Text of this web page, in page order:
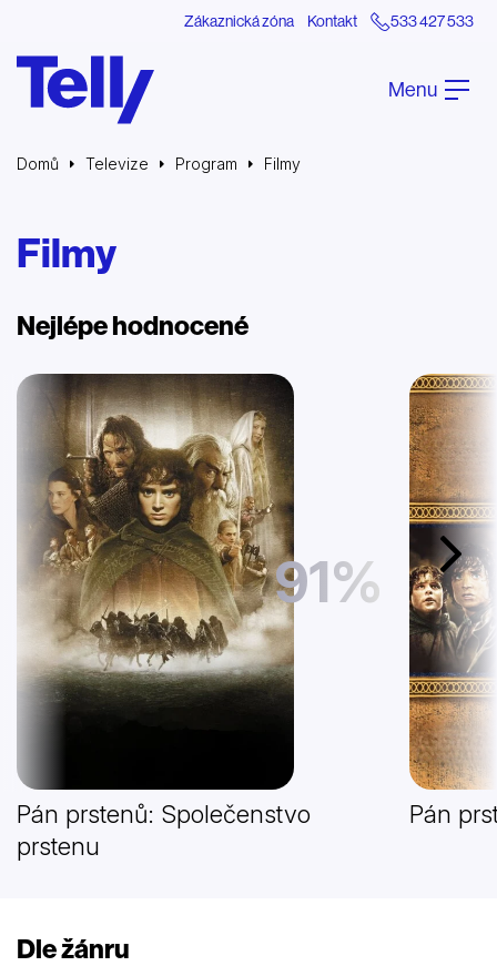
Zákaznická zóna Kontakt 533 427 533
Menu
Domů Televize Program Filmy
Filmy
Nejlépe hodnocené
Další
91%
Pán prstenů: Společenstvo
prstenu
Pán
Dle žánru